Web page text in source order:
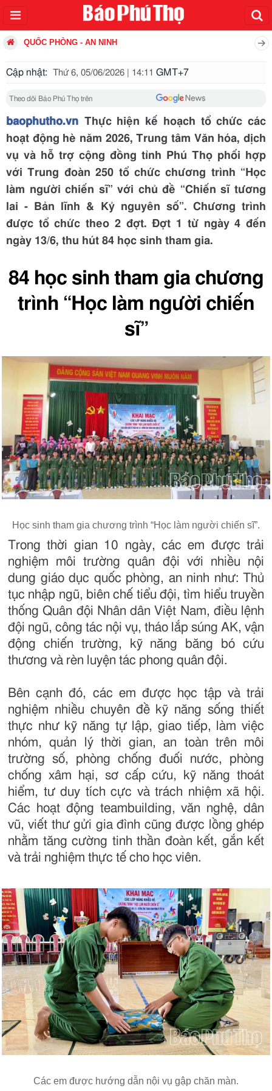
QUỐC PHÒNG - AN NINH
Cập nhật: Thứ 6, 05/06/2026 | 14:11 GMT+7
Theo dõi Báo Phú Thọ trên
baophutho.vn Thực hiện kế hoạch tổ chức các
hoạt động hè năm 2026, Trung tâm Văn hóa, dịch
vụ và hỗ trợ cộng đồng tỉnh Phú Thọ phối hợp
với Trung đoàn 250 tổ chức chương trình “Học
làm người chiến sĩ” với chủ đề “Chiến sĩ tương
lai - Bản lĩnh & Kỷ nguyên số”. Chương trình
được tổ chức theo 2 đợt. Đợt 1 từ ngày 4 đến
ngày 13/6, thu hút 84 học sinh tham gia.
84 học sinh tham gia chương
trình “Học làm người chiến
sĩ”
Học sinh tham gia chương trình “Học làm người chiến sĩ”.
Trong thời gian 10 ngày, các em được trải
nghiệm môi trường quân đội với nhiều nội
dung giáo dục quốc phòng, an ninh như: Thủ
tục nhập ngũ, biên chế tiểu đội, tìm hiểu truyền
thống Quân đội Nhân dân Việt Nam, điều lệnh
đội ngũ, công tác nội vụ, tháo lắp súng AK, vận
động chiến trường, kỹ năng băng bó cứu
thương và rèn luyện tác phong quân đội.
Bên cạnh đó, các em được học tập và trải
nghiệm nhiều chuyên đề kỹ năng sống thiết
thực như kỹ năng tự lập, giao tiếp, làm việc
nhóm, quản lý thời gian, an toàn trên môi
trường số, phòng chống đuối nước, phòng
chống xâm hại, sơ cấp cứu, kỹ năng thoát
hiểm, tư duy tích cực và trách nhiệm xã hội.
Các hoạt động teambuilding, văn nghệ, dân
vũ, viết thư gửi gia đình cũng được lồng ghép
nhằm tăng cường tinh thần đoàn kết, gắn kết
và trải nghiệm thực tế cho học viên.
Các em được hướng dẫn nội vụ gập chăn màn.